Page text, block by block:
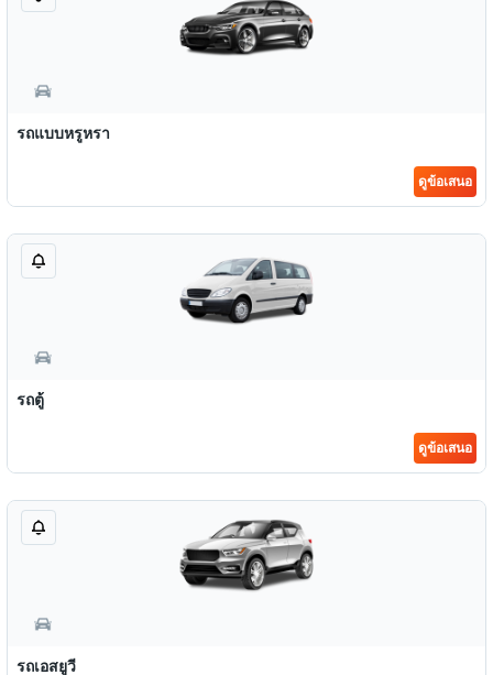
รถแบบหรูหรา
ดูข้อเสนอ
รถตู้
ดูข้อเสนอ
รถเอสยูวี